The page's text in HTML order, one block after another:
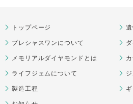
トップページ
プレシャスワンについて
メモリアルダイヤモンドとは
ライフジェムについて
製造工程